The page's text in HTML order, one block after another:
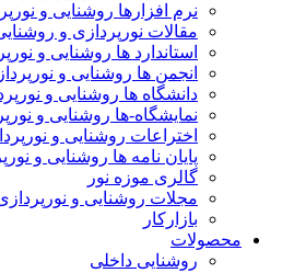
نرم افزارها روشنایی و نورپردازی
مقالات نورپردازی و روشنایی
استاندارد ها روشنایی و نورپردازی
انجمن ها روشنایی و نورپردازی
دانشگاه ها روشنایی و نورپردازی
نمایشگاه-ها روشنایی و نورپردازی
اختراعات روشنایی و نورپردازی
پایان نامه ها روشنایی و نورپردازی
گالری موزه نور
مجلات روشنایی و نورپردازی
بازارکار
محصولات
روشنایی داخلی